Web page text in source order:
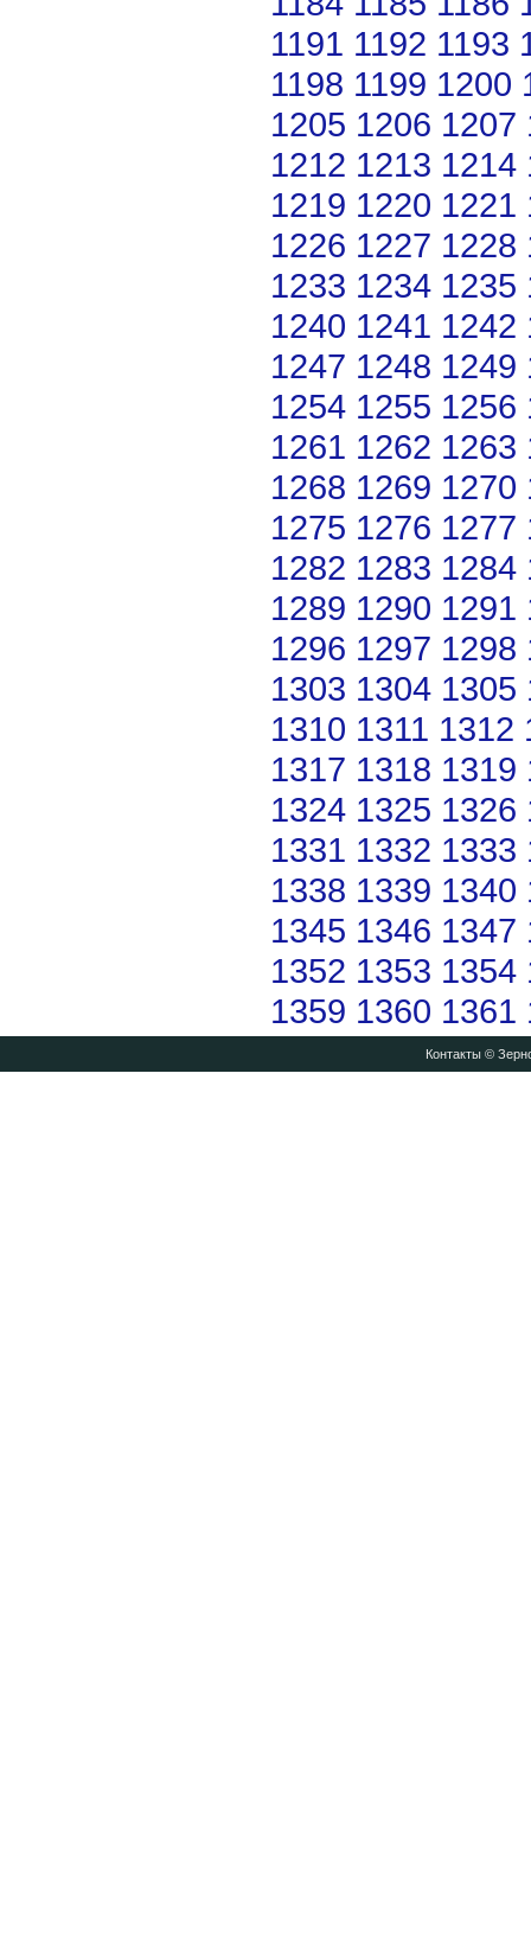
1191 1192 1193
1198 1199 1200
1205 1206 1207
1212 1213 1214
1219 1220 1221
1226 1227 1228
1233 1234 1235
1240 1241 1242
1247 1248 1249
1254 1255 1256
1261 1262 1263
1268 1269 1270
1275 1276 1277
1282 1283 1284
1289 1290 1291
1296 1297 1298
1303 1304 1305
1310 1311 1312
1317 1318 1319
1324 1325 1326
1331 1332 1333
1338 1339 1340
1345 1346 1347
1352 1353 1354
1359 1360 1361
Контакты©